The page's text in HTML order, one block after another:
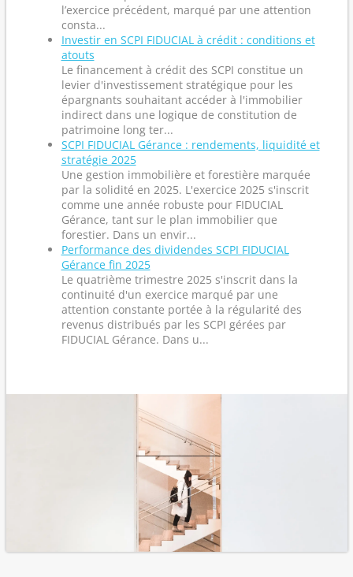
l’exercice précédent, marqué par une attention
consta...
Investir en SCPI FIDUCIAL à crédit : conditions et
atouts
Le financement à crédit des SCPI constitue un
levier d'investissement stratégique pour les
épargnants souhaitant accéder à l'immobilier
indirect dans une logique de constitution de
patrimoine long ter...
SCPI FIDUCIAL Gérance : rendements, liquidité et
stratégie 2025
Une gestion immobilière et forestière marquée
par la solidité en 2025. L'exercice 2025 s'inscrit
comme une année robuste pour FIDUCIAL
Gérance, tant sur le plan immobilier que
forestier. Dans un envir...
Performance des dividendes SCPI FIDUCIAL
Gérance fin 2025
Le quatrième trimestre 2025 s'inscrit dans la
continuité d'un exercice marqué par une
attention constante portée à la régularité des
revenus distribués par les SCPI gérées par
FIDUCIAL Gérance. Dans u...